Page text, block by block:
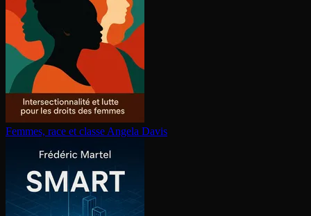
Femmes, race et classe Angela Davis